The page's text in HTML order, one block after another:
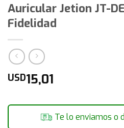
Auricular Jetion JT-
Fidelidad
USD15,01
Te lo enviamos o